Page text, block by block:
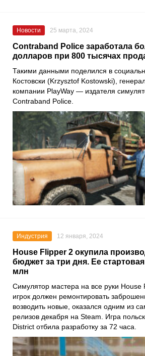
Новости 25 марта, 2024
Contraband Police заработала
долларов при 800 тысячах
Такими данными поделился в
Костовски (Krzysztof Kostowski),
компании PlayWay — издателя
Contraband Police.
Индустрия 12 января, 2024
House Flipper 2 окупила
бюджет за три дня. Ее
млн
Симулятор мастера на все руки House
игрок должен ремонтировать
возводить новые, оказался одним из
релизов декабря на Steam. Игра
District отбила разработку за 72 часа.